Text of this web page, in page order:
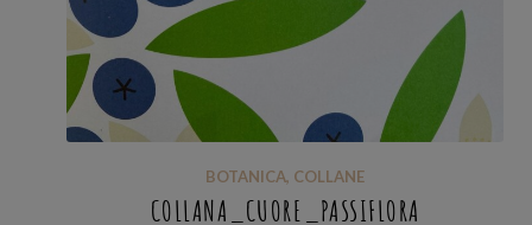
BOTANICA, COLLANE
COLLANA_CUORE_PASSIFLORA